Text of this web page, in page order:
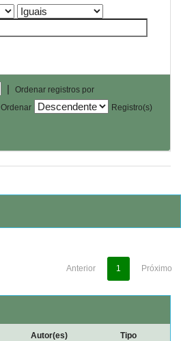
|
Ordenar registros por
Ordenar
Registro(s)
Anterior 1 Próximo
Autor(es) Tipo